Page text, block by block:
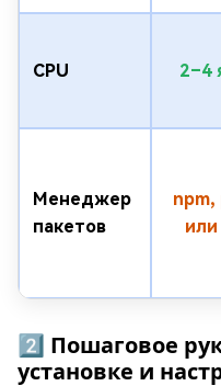
CPU 2–4
Менеджер
пакетов
npm,
2️⃣ Пошаговое
установке и